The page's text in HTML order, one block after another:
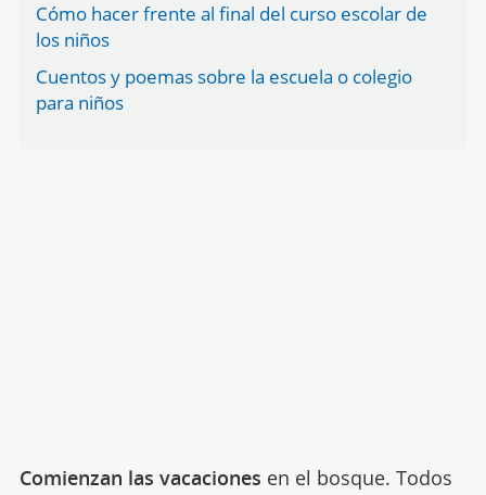
Cómo hacer frente al final del curso escolar de
los niños
Cuentos y poemas sobre la escuela o colegio
para niños
Comienzan las vacaciones en el bosque. Todos